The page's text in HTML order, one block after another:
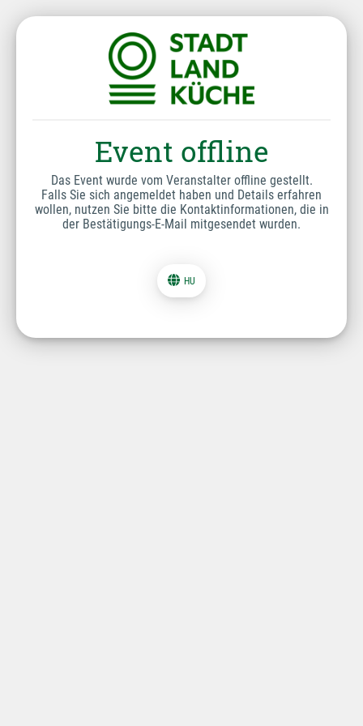
Event offline
Das Event wurde vom Veranstalter offline gestellt.
Falls Sie sich angemeldet haben und Details erfahren
wollen, nutzen Sie bitte die Kontaktinformationen, die in
der Bestätigungs-E-Mail mitgesendet wurden.
HU